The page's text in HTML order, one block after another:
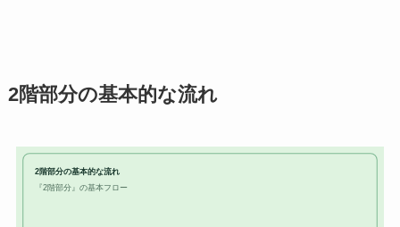
2階部分の基本的な流れ
2階部分の基本的な流れ
『2階部分』の基本フロー